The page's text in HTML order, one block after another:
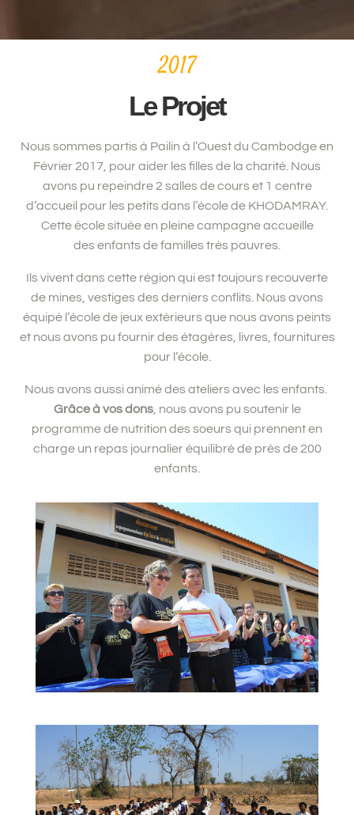
2017
Le Projet
Nous sommes partis à Pailin à l’Ouest du Cambodge en
Février 2017, pour aider les filles de la charité. Nous
avons pu repeindre 2 salles de cours et 1 centre
d’accueil pour les petits dans l’école de KHODAMRAY.
Cette école située en pleine campagne accueille
des enfants de familles très pauvres.
Ils vivent dans cette région qui est toujours recouverte
de mines, vestiges des derniers conflits. Nous avons
équipé l’école de jeux extérieurs que nous avons peints
et nous avons pu fournir des étagères, livres, fournitures
pour l’école.
Nous avons aussi animé des ateliers avec les enfants.
Grâce à vos dons, nous avons pu soutenir le
programme de nutrition des soeurs qui prennent en
charge un repas journalier équilibré de près de 200
enfants.